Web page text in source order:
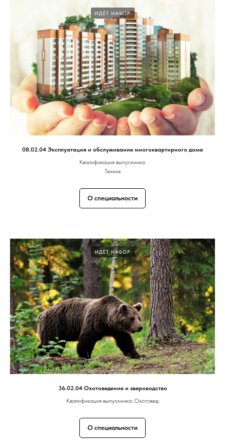
ИДЁТ НАБОР
08.02.04 Эксплуатация и обслуживание многоквартирного дома
Квалификация выпускника:
Техник
О специальности
ИДЁТ НАБОР
36.02.04 Охотоведение и звероводство
Квалификация выпускника: Охотовед
О специальности